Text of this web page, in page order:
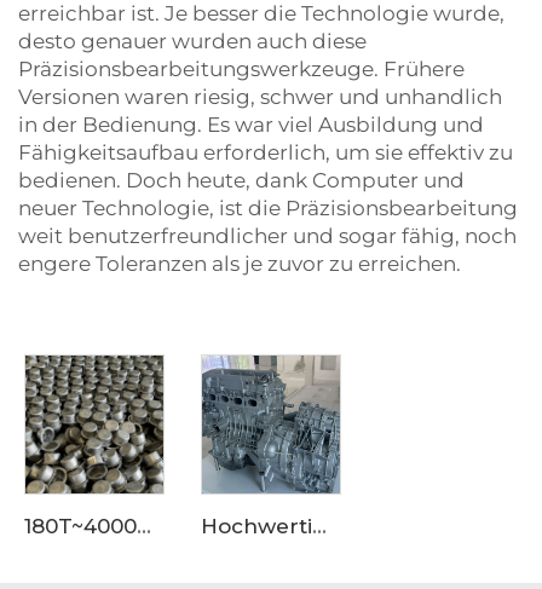
erreichbar ist. Je besser die Technologie wurde,
desto genauer wurden auch diese
Präzisionsbearbeitungswerkzeuge. Frühere
Versionen waren riesig, schwer und unhandlich
in der Bedienung. Es war viel Ausbildung und
Fähigkeitsaufbau erforderlich, um sie effektiv zu
bedienen. Doch heute, dank Computer und
neuer Technologie, ist die Präzisionsbearbeitung
weit benutzerfreundlicher und sogar fähig, noch
engere Toleranzen als je zuvor zu erreichen.
180T~4000T Aluminiumlegierungs-Diesgießprodukte können mit Rohstoff-RoHS-Bericht individualisiert werden Aluminiumlegierungsanpassung Formenindividualisierung Hochwertige Motoraufbauverkleidung aus Aluminiumlegierung für OEM-Güte, geeignet für den Einkauf bei großen Lieferanten